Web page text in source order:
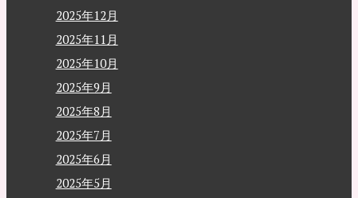
2025年12月
2025年11月
2025年10月
2025年9月
2025年8月
2025年7月
2025年6月
2025年5月